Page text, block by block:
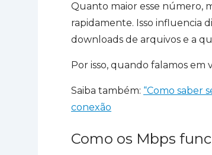
Quanto maior esse número,
rapidamente. Isso influencia
downloads de arquivos e a
Por isso, quando falamos
Saiba também: “Como saber
conexão
Como os Mbps